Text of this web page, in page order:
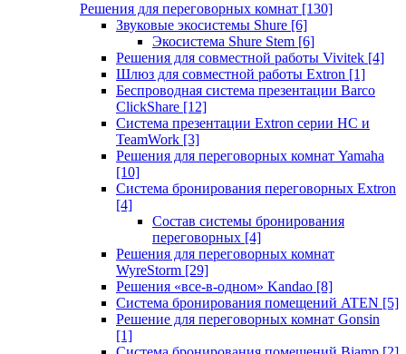
Решения для переговорных комнат [130]
Звуковые экосистемы Shure [6]
Экосистема Shure Stem [6]
Решения для совместной работы Vivitek [4]
Шлюз для совместной работы Extron [1]
Беспроводная система презентации Barco
ClickShare [12]
Система презентации Extron серии HC и
TeamWork [3]
Решения для переговорных комнат Yamaha
[10]
Система бронирования переговорных Extron
[4]
Состав системы бронирования
переговорных [4]
Решения для переговорных комнат
WyreStorm [29]
Решения «все-в-одном» Kandao [8]
Система бронирования помещений ATEN [5]
Решение для переговорных комнат Gonsin
[1]